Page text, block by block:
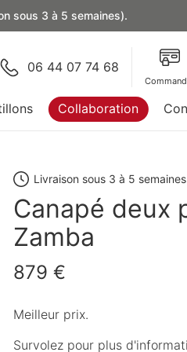
sous 3 à 5 semaines).
06 44 07 74 68
Collaboration
Livraison sous 3 à 5
Canapé deux
Zamba
879 €
Meilleur prix.
Survolez pour plus